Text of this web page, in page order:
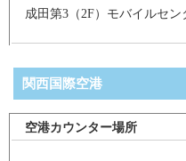
成田第3（2F）モバイルセン
関西国際空港
空港カウンター場所